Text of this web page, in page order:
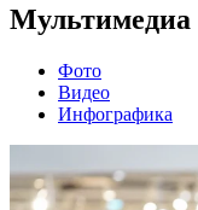
Мультимедиа
Фото
Видео
Инфографика